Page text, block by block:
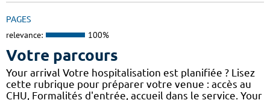
PAGES
relevance: 100%
Votre parcours
Your arrival Votre hospitalisation est planifiée ? Lisez
cette rubrique pour préparer votre venue : accès au
CHU, Formalités d'entrée, accueil dans le service. Your